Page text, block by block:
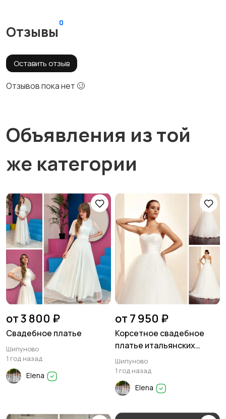
Отзывы
0
Оставить отзыв
Отзывов пока нет 🥴
Объявления из той
же категории
от 3 800 ₽
Свадебное платье
Шипуново
1 год назад
Elena
от 7 950 ₽
Корсетное свадебное
платье итальянских
дизайнеров
Шипуново
1 год назад
Elena